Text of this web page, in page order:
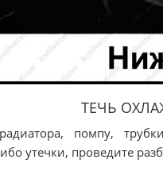
ТЕЧЬ
помпу,
утечки, проведите